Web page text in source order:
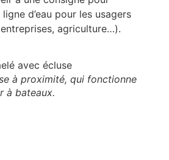
d’eau pour les usagers
agriculture…).
à proximité, qui fonctionne
à bateaux.